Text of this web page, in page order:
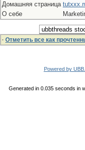
Домашняя страница
О себе
· Отметить все как
Powered by
Generated in 0.035 seconds in